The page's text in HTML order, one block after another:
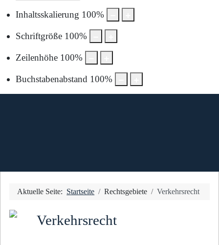
Inhaltsskalierung 100%
Schriftgröße 100%
Zeilenhöhe 100%
Buchstabenabstand 100%
Aktuelle Seite: Startseite Rechtsgebiete Verkehrsrecht
Verkehrsrecht